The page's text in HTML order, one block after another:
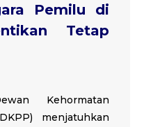
Pemilu di
Tetap
Kehormatan
menjatuhkan